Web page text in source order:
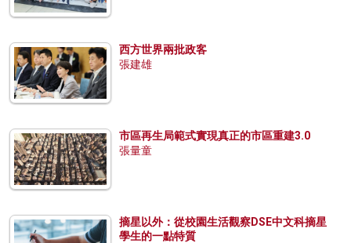
西方世界兩批政客
張建雄
市區再生局範式實現真正的市區重建3.0
張量童
摘星以外：從校園生活觀察DSE中文科摘星
學生的一點特質